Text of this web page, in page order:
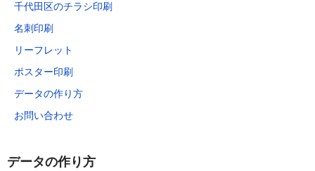
千代田区のチラシ印刷
名刺印刷
リーフレット
ポスター印刷
データの作り方
お問い合わせ
データの作り方